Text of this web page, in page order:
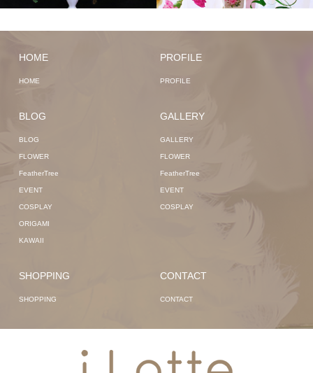
HOME
HOME
PROFILE
PROFILE
BLOG
BLOG
FLOWER
FeatherTree
EVENT
COSPLAY
ORIGAMI
KAWAII
GALLERY
GALLERY
FLOWER
FeatherTree
EVENT
COSPLAY
SHOPPING
SHOPPING
CONTACT
CONTACT